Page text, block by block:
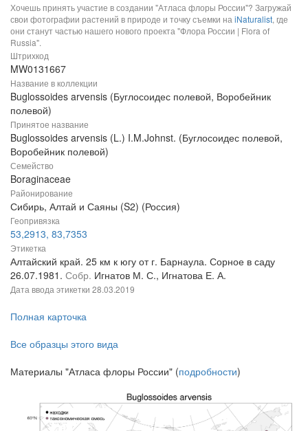
Хочешь принять участие в создании "Атласа флоры России"? Загружай
свои фотографии растений в природе и точку съемки на iNaturalist, где
они станут частью нашего нового проекта "Флора России | Flora of
Russia".
Штрихкод
MW0131667
Название в коллекции
Buglossoides arvensis (Буглосоидес полевой, Воробейник
полевой)
Принятое название
Buglossoides arvensis (L.) I.M.Johnst. (Буглосоидес полевой,
Воробейник полевой)
Семейство
Boraginaceae
Районирование
Сибирь, Алтай и Саяны (S2) (Россия)
Геопривязка
53,2913, 83,7353
Этикетка
Алтайский край. 25 км к югу от г. Барнаула. Сорное в саду
26.07.1981. Собр. Игнатов М. С., Игнатова Е. А.
Дата ввода этикетки 28.03.2019
Полная карточка
Все образцы этого вида
Материалы "Атласа флоры России" (подробности)